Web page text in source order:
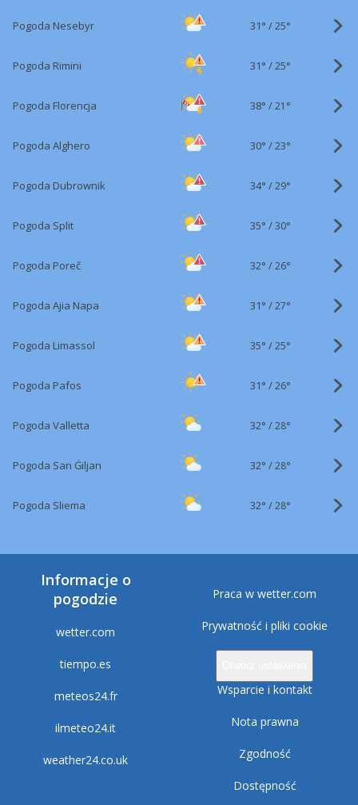
Pogoda Nesebyr 31° /25°
Pogoda Rimini 31° /25°
Pogoda Florencja 38° /21°
Pogoda Alghero 30° /23°
Pogoda Dubrownik 34° /29°
Pogoda Split 35° /30°
Pogoda Poreč 32° /26°
Pogoda Ajia Napa 31° /27°
Pogoda Limassol 35° /25°
Pogoda Pafos 31° /26°
Pogoda Valletta 32° /28°
Pogoda San Ġiljan 32° /28°
Pogoda Sliema 32° /28°
Informacje o
pogodzie
wetter.com
tiempo.es
meteos24.fr
ilmeteo24.it
weather24.co.uk
Praca w wetter.com
Prywatność i pliki cookie
Wsparcie i kontakt
Nota prawna
Zgodność
Dostępność